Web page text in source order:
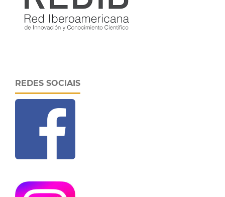
REDES SOCIAIS